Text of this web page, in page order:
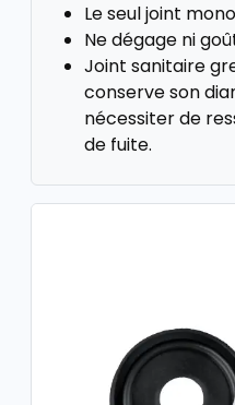
Le seul joint
Ne dégage ni
Joint sanitaire
conserve son
nécessiter de
de fuite.